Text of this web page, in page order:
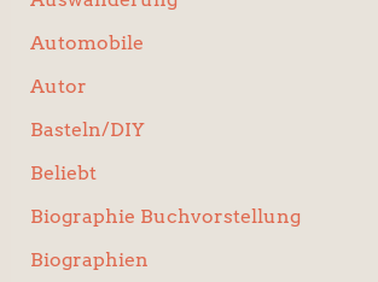
Automobile
Autor
Basteln/DIY
Beliebt
Biographie Buchvorstellung
Biographien